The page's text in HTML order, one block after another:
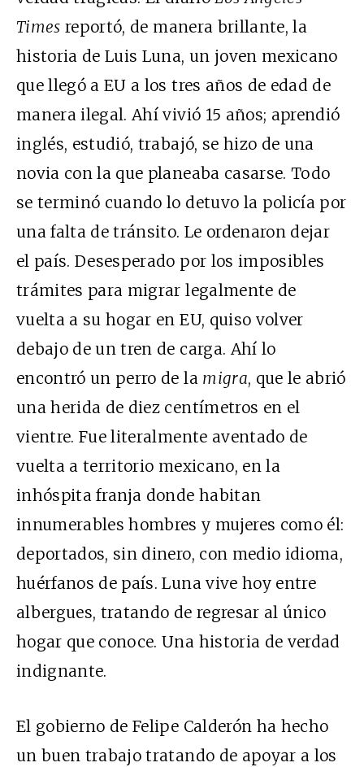
Times reportó, de manera brillante, la
historia de Luis Luna, un joven mexicano
que llegó a EU a los tres años de edad de
manera ilegal. Ahí vivió 15 años; aprendió
inglés, estudió, trabajó, se hizo de una
novia con la que planeaba casarse. Todo
se terminó cuando lo detuvo la policía por
una falta de tránsito. Le ordenaron dejar
el país. Desesperado por los imposibles
trámites para migrar legalmente de
vuelta a su hogar en EU, quiso volver
debajo de un tren de carga. Ahí lo
encontró un perro de la migra, que le abrió
una herida de diez centímetros en el
vientre. Fue literalmente aventado de
vuelta a territorio mexicano, en la
inhóspita franja donde habitan
innumerables hombres y mujeres como él:
deportados, sin dinero, con medio idioma,
huérfanos de país. Luna vive hoy entre
albergues, tratando de regresar al único
hogar que conoce. Una historia de verdad
indignante.
El gobierno de Felipe Calderón ha hecho
un buen trabajo tratando de apoyar a los